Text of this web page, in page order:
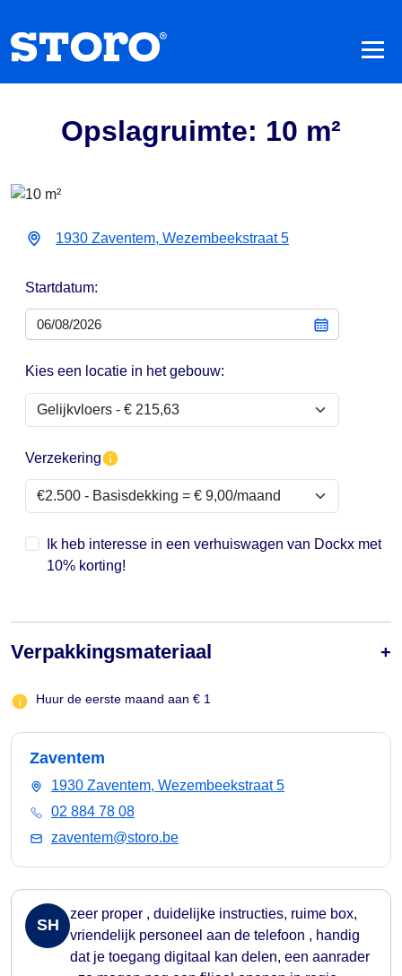
Opslagruimte: 10 m²
1930 Zaventem, Wezembeekstraat 5
Startdatum:
Kies een locatie in het gebouw:
Verzekering
Ik heb interesse in een verhuiswagen van Dockx met
10% korting!
Verpakkingsmateriaal
Huur de eerste maand aan € 1
Zaventem
1930 Zaventem, Wezembeekstraat 5
02 884 78 08
zaventem@storo.be
SH
zeer proper , duidelijke instructies, ruime box,
vriendelijk personeel aan de telefoon , handig
dat je toegang digitaal kan delen, een aanrader